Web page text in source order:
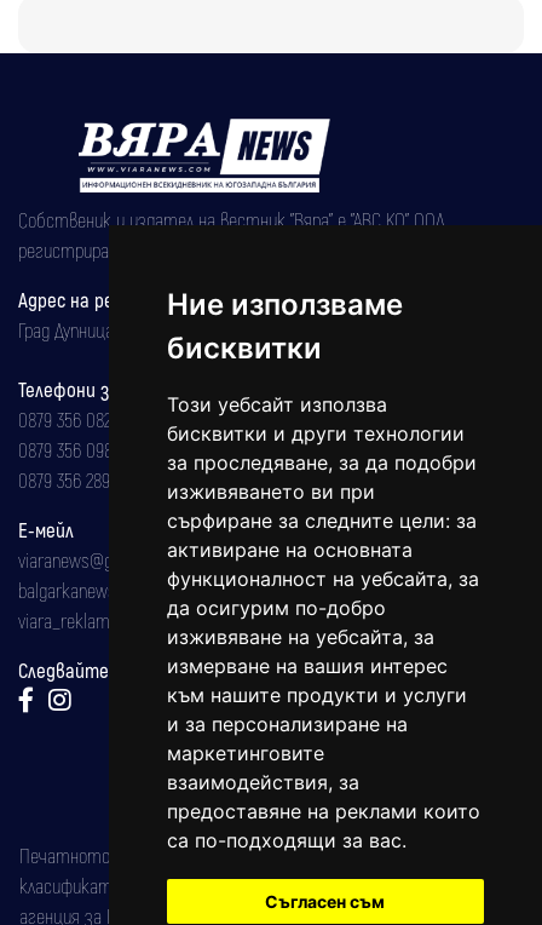
Ние използваме
бисквитки
Този уебсайт използва
бисквитки и други технологии
за проследяване, за да подобри
изживяването ви при
сърфиране за следните цели: за
активиране на основната
функционалност на уебсайта, за
да осигурим по-добро
изживяване на уебсайта, за
измерване на вашия интерес
към нашите продукти и услуги
и за персонализиране на
маркетинговите
взаимодействия, за
предоставяне на реклами които
са по-подходящи за вас.
Съгласен съм
Собственик и издател на вестник "Вяра" е "АВС КО" ООД,
регистрирана на 08.05.2002 година.
Адрес на редакцията
Град Дупница, ул.''Христо Ботев" 43
Телефони за реклама и абонаменти
0879 356 082
0879 356 098
0879 356 289
Е-мейл
viaranews@gmail.com
balgarkanews@gmail.com
viara_reklama@mail.bg
Следвайте ни:
Печатното издание на вестника е регистрирано в националния
класификатор на печатните издания (Българска национална
агенция за ISSN) под номер: ISSN 1312-4722.